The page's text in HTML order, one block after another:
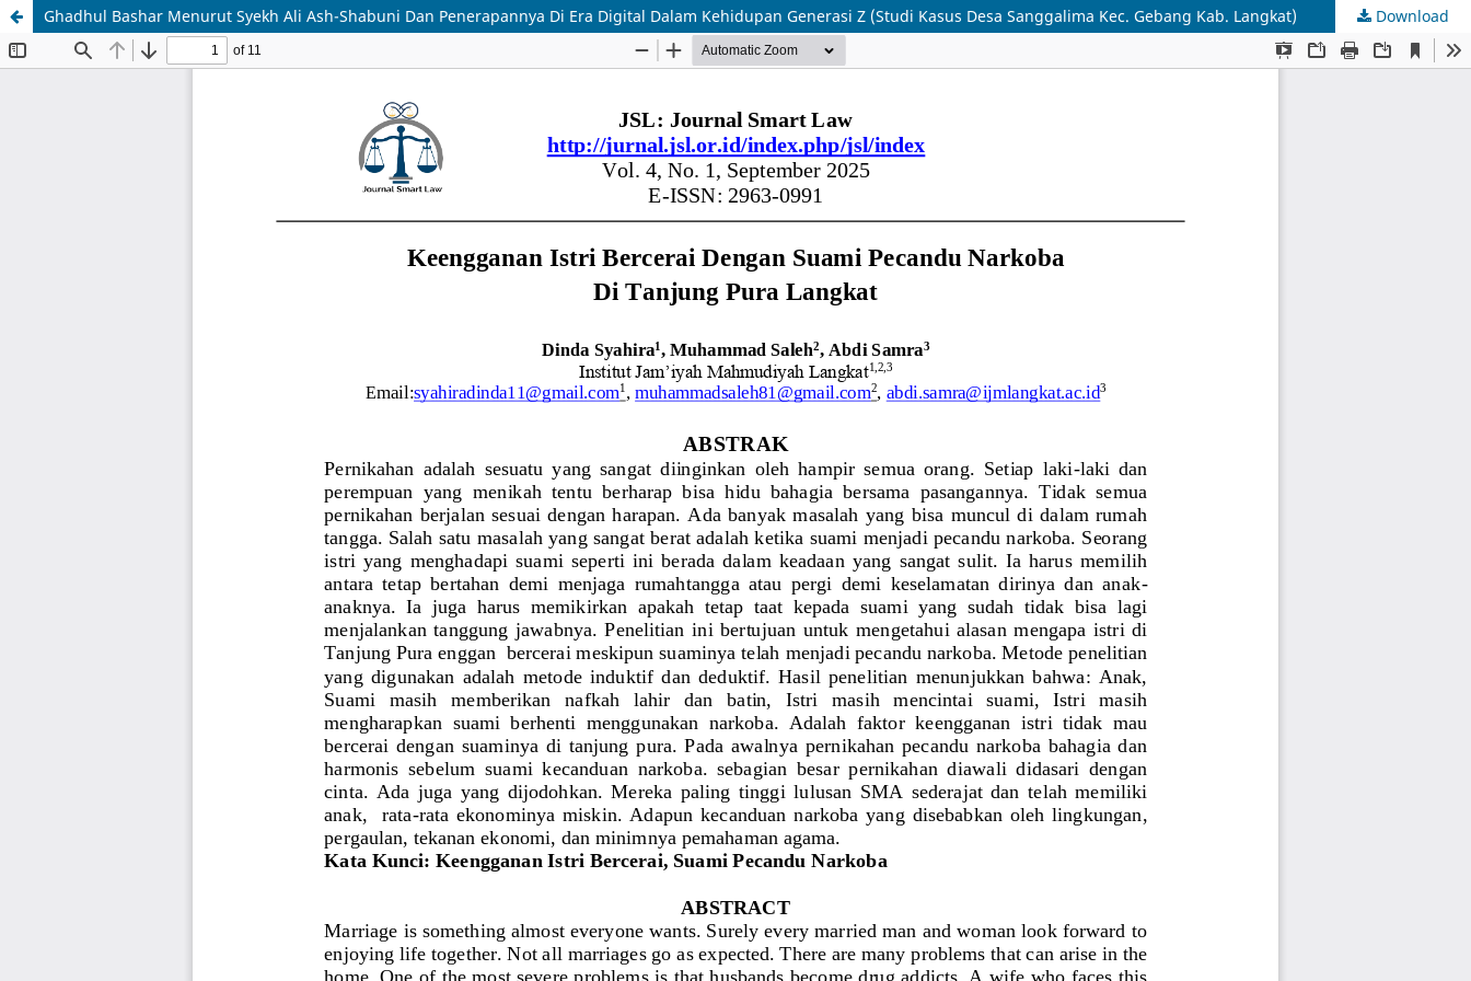
Ghadhul Bashar Menurut Syekh Ali Ash-Shabuni Dan Penerapannya Di Era Digital Dalam Kehidupan Generasi Z (Studi Kasus Desa Sanggalima Kec. Gebang Kab. Langkat) Download